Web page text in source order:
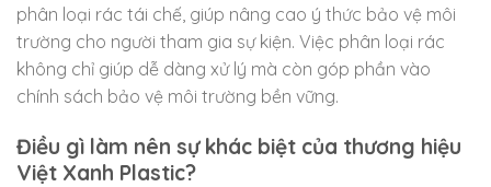
phân loại rác tái chế, giúp nâng cao ý thức bảo vệ môi
trường cho người tham gia sự kiện. Việc phân loại rác
không chỉ giúp dễ dàng xử lý mà còn góp phần vào
chính sách bảo vệ môi trường bền vững.
Điều gì làm nên sự khác biệt của thương hiệu
Việt Xanh Plastic?